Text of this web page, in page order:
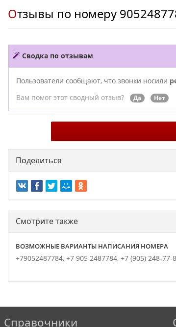
Отзывы по номеру
Сводка по отзывам
Пользователи сообщают, что звонки носили
Вам помог этот сводный отзыв?
Да Нет
Поделиться
Смотрите также
ВОЗМОЖНЫЕ ВАРИАНТЫ НАПИСАНИЯ НОМЕРА
+79052487784, +7 905 2487784, +7 (905) 248-77-
Справочники